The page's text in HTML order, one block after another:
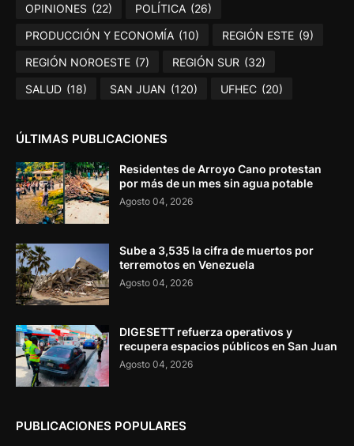
OPINIONES (22) POLÍTICA (26)
PRODUCCIÓN Y ECONOMÍA (10) REGIÓN ESTE (9)
REGIÓN NOROESTE (7) REGIÓN SUR (32)
SALUD (18) SAN JUAN (120) UFHEC (20)
ÚLTIMAS PUBLICACIONES
Residentes de Arroyo Cano protestan
por más de un mes sin agua potable
Agosto 04, 2026
Sube a 3,535 la cifra de muertos por
terremotos en Venezuela
Agosto 04, 2026
DIGESETT refuerza operativos y
recupera espacios públicos en San Juan
Agosto 04, 2026
PUBLICACIONES POPULARES